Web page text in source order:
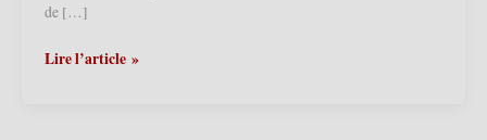
de […]
Lessines
Lire l’article »